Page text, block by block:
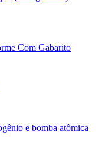
Com Gabarito
e bomba atômica